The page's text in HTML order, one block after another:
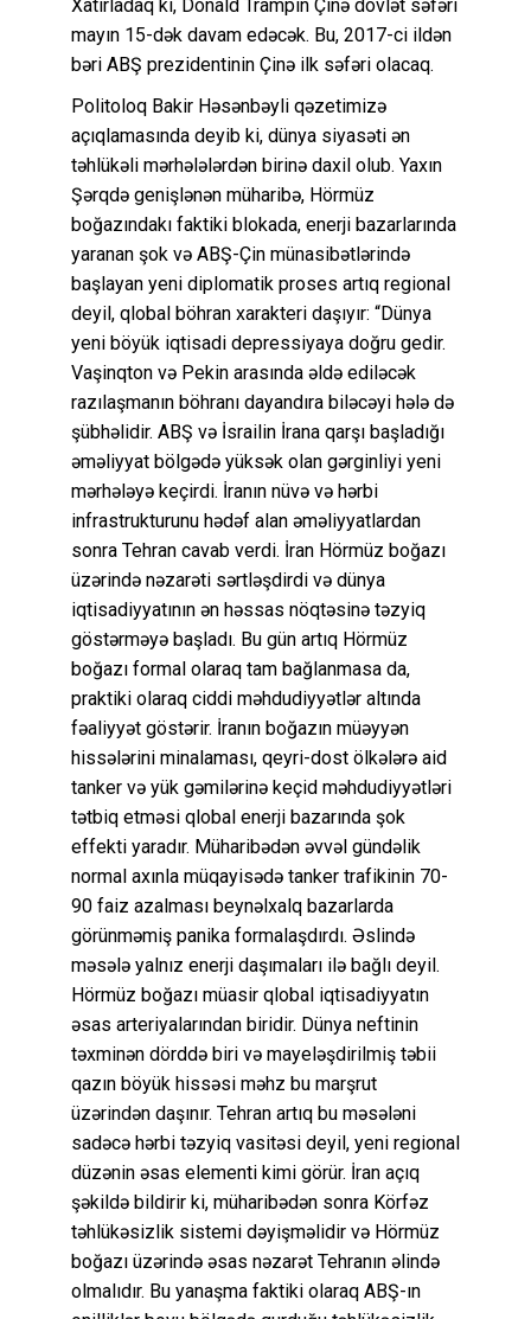
Xatırladaq ki, Donald Trampın Çinə dövlət səfəri
mayın 15-dək davam edəcək. Bu, 2017-ci ildən
bəri ABŞ prezidentinin Çinə ilk səfəri olacaq.
Politoloq Bakir Həsənbəyli qəzetimizə
açıqlamasında deyib ki, dünya siyasəti ən
təhlükəli mərhələlərdən birinə daxil olub. Yaxın
Şərqdə genişlənən müharibə, Hörmüz
boğazındakı faktiki blokada, enerji bazarlarında
yaranan şok və ABŞ-Çin münasibətlərində
başlayan yeni diplomatik proses artıq regional
deyil, qlobal böhran xarakteri daşıyır: “Dünya
yeni böyük iqtisadi depressiyaya doğru gedir.
Vaşinqton və Pekin arasında əldə ediləcək
razılaşmanın böhranı dayandıra biləcəyi hələ də
şübhəlidir. ABŞ və İsrailin İrana qarşı başladığı
əməliyyat bölgədə yüksək olan gərginliyi yeni
mərhələyə keçirdi. İranın nüvə və hərbi
infrastrukturunu hədəf alan əməliyyatlardan
sonra Tehran cavab verdi. İran Hörmüz boğazı
üzərində nəzarəti sərtləşdirdi və dünya
iqtisadiyyatının ən həssas nöqtəsinə təzyiq
göstərməyə başladı. Bu gün artıq Hörmüz
boğazı formal olaraq tam bağlanmasa da,
praktiki olaraq ciddi məhdudiyyətlər altında
fəaliyyət göstərir. İranın boğazın müəyyən
hissələrini minalaması, qeyri-dost ölkələrə aid
tanker və yük gəmilərinə keçid məhdudiyyətləri
tətbiq etməsi qlobal enerji bazarında şok
effekti yaradır. Müharibədən əvvəl gündəlik
normal axınla müqayisədə tanker trafikinin 70-
90 faiz azalması beynəlxalq bazarlarda
görünməmiş panika formalaşdırdı. Əslində
məsələ yalnız enerji daşımaları ilə bağlı deyil.
Hörmüz boğazı müasir qlobal iqtisadiyyatın
əsas arteriyalarından biridir. Dünya neftinin
təxminən dörddə biri və mayeləşdirilmiş təbii
qazın böyük hissəsi məhz bu marşrut
üzərindən daşınır. Tehran artıq bu məsələni
sadəcə hərbi təzyiq vasitəsi deyil, yeni regional
düzənin əsas elementi kimi görür. İran açıq
şəkildə bildirir ki, müharibədən sonra Körfəz
təhlükəsizlik sistemi dəyişməlidir və Hörmüz
boğazı üzərində əsas nəzarət Tehranın əlində
olmalıdır. Bu yanaşma faktiki olaraq ABŞ-ın